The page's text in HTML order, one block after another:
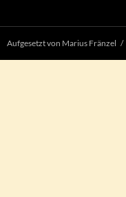
Aufgesetzt von Marius Fränzel